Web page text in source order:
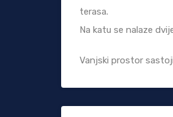
terasa.
Na katu se nalaze
Vanjski prostor